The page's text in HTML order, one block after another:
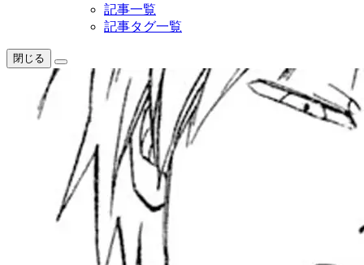
記事一覧
記事タグ一覧
閉じる